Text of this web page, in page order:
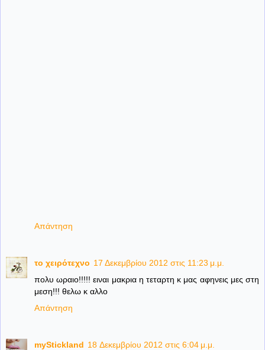
Απάντηση
το χειρότεχνο 17 Δεκεμβρίου 2012 στις 11:23 μ.μ.
πολυ ωραιο!!!!! ειναι μακρια η τεταρτη κ μας αφηνεις μες στη
μεση!!! θελω κ αλλο
Απάντηση
myStickland 18 Δεκεμβρίου 2012 στις 6:04 μ.μ.